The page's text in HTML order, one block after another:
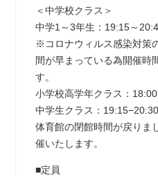
＜中学校クラス＞
中学1～3年生：19:15～
※コロナウィルス感染対策
間が早まっている為開催時
す。
小学校高学年クラス：
中学生クラス：19:15−20:30
体育館の閉館時間が戻りま
催いたします。
■定員